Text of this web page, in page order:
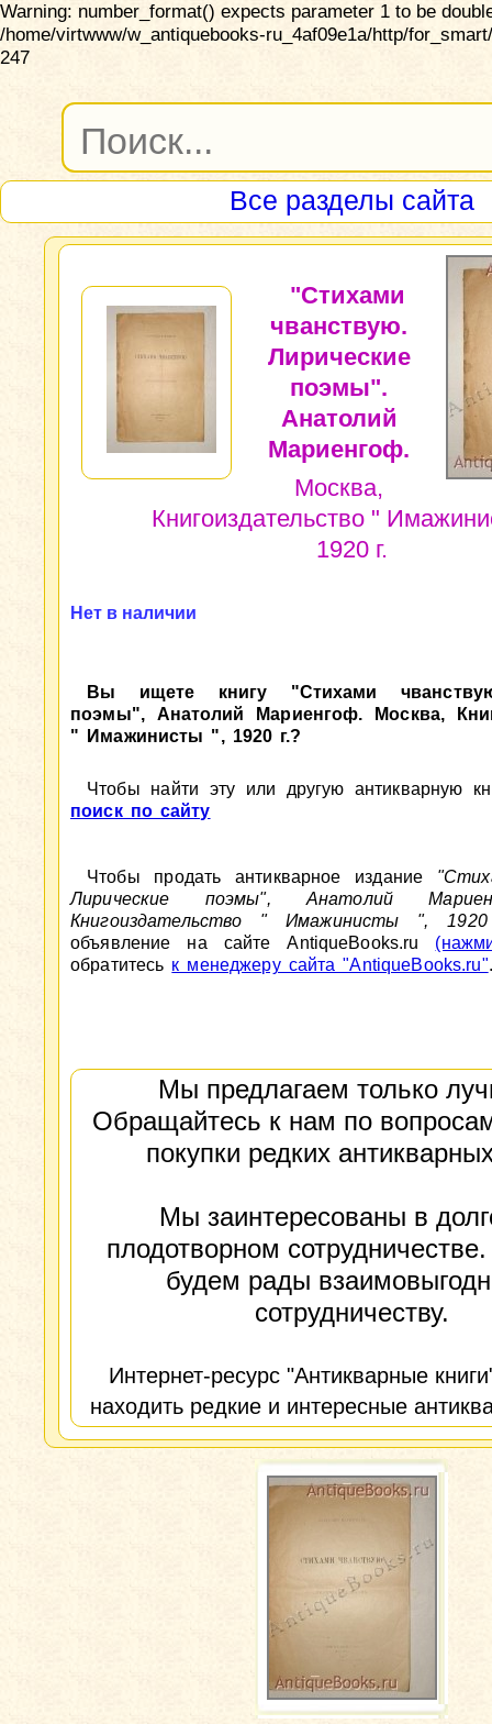
Warning: number_format() expects parameter 1 to be
/home/virtwww/w_antiquebooks-ru_4af09e1a/http/
247
Все разделы сайта
"Стихами
чванствую.
Лирические
поэмы".
Анатолий
Мариенгоф.
Москва,
Книгоиздательство "
1920 г.
Нет в наличии
Вы ищете книгу "Стихами
поэмы", Анатолий Мариенгоф. Москва,
" Имажинисты ", 1920 г.?
Чтобы найти эту или другую антикварную
поиск по сайту
Чтобы продать антикварное издание
Лирические поэмы", Анатолий
Книгоиздательство " Имажинисты ",
объявление на сайте AntiqueBooks.ru
обратитесь к менеджеру сайта "AntiqueBooks.ru".
Мы предлагаем только
Обращайтесь к нам по
покупки редких
Мы заинтересованы в
плодотворном
будем рады
сотрудничеству.
Интернет-ресурс "Антикварные
находить редкие и интересные